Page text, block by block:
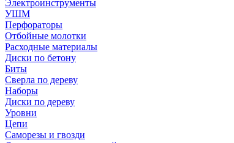
Электроинструменты
УШМ
Перфораторы
Отбойные молотки
Расходные материалы
Диски по бетону
Биты
Сверла по дереву
Наборы
Диски по дереву
Уровни
Цепи
Саморезы и гвозди